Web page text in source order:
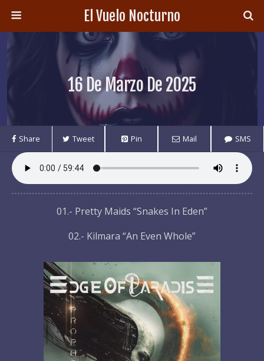
El Vuelo Nocturno
16 De Marzo De 2025
Share Tweet Pin Mail SMS
01.- Pretty Maids “Snakes In Eden”
02.- Kilmara “An Even Whole”